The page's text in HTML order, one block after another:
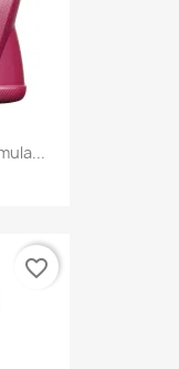
favorite_border